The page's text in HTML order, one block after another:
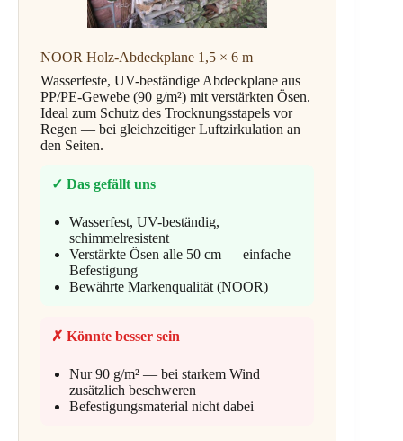
NOOR Holz-Abdeckplane 1,5 × 6 m
Wasserfeste, UV-beständige Abdeckplane aus
PP/PE-Gewebe (90 g/m²) mit verstärkten Ösen.
Ideal zum Schutz des Trocknungsstapels vor
Regen — bei gleichzeitiger Luftzirkulation an
den Seiten.
✓ Das gefällt uns
Wasserfest, UV-beständig,
schimmelresistent
Verstärkte Ösen alle 50 cm — einfache
Befestigung
Bewährte Markenqualität (NOOR)
✗ Könnte besser sein
Nur 90 g/m² — bei starkem Wind
zusätzlich beschweren
Befestigungsmaterial nicht dabei